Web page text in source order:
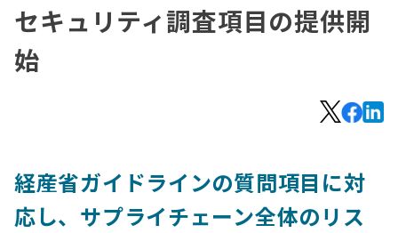
セキュリティ調査項目の提供開
始
経産省ガイドラインの質問項目に対
応し、サプライチェーン全体のリス